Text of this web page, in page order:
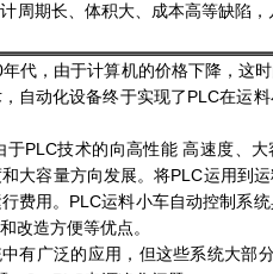
周期长、体积大、成本高等缺陷
年代，由于计算机的价格下降，这
自动化设备终于实现了PLC在运
PLC技术的向高性能 高速度、大
大容量方向发展。将PLC运用到
费用。PLC运料小车自动控制系
改造方便等优点。
有广泛的应用，但这些系统大部